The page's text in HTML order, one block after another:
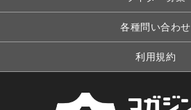
各種問い合わせ
利用規約